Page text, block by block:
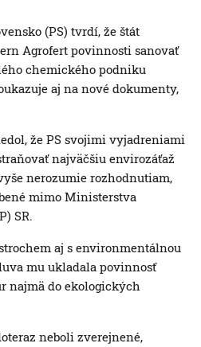
(PS) tvrdí, že štát
Agrofert povinnosti sanovať
chemického podniku
aj na nové dokumenty,
že PS svojimi vyjadreniami
najväčšiu envirozáťaž
nerozumie rozhodnutiam,
mimo Ministerstva
SR.
aj s environmentálnou
mu ukladala povinnosť
najmä do ekologických
neboli zverejnené,